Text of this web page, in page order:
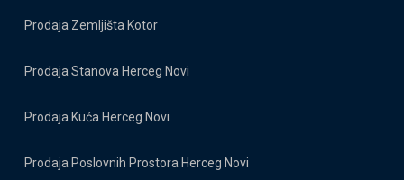
Prodaja Zemljišta Kotor
Prodaja Stanova Herceg Novi
Prodaja Kuća Herceg Novi
Prodaja Poslovnih Prostora Herceg Novi